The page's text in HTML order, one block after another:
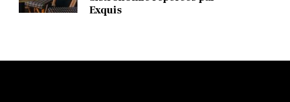
Exquis